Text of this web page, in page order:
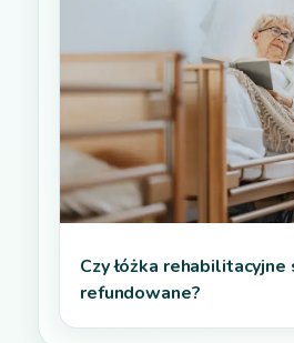
Czy łóżka rehabilitacyjne
refundowane?